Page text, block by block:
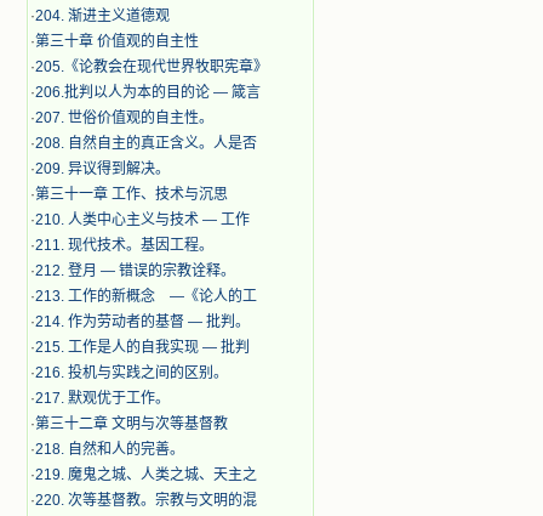
·204. 渐进主义道德观
·第三十章 价值观的自主性
·205.《论教会在现代世界牧职宪章》
·206.批判以人为本的目的论 — 箴言
·207. 世俗价值观的自主性。
·208. 自然自主的真正含义。人是否
·209. 异议得到解决。
·第三十一章 工作、技术与沉思
·210. 人类中心主义与技术 — 工作
·211. 现代技术。基因工程。
·212. 登月 — 错误的宗教诠释。
·213. 工作的新概念 —《论人的工
·214. 作为劳动者的基督 — 批判。
·215. 工作是人的自我实现 — 批判
·216. 投机与实践之间的区别。
·217. 默观优于工作。
·第三十二章 文明与次等基督教
·218. 自然和人的完善。
·219. 魔鬼之城、人类之城、天主之
·220. 次等基督教。宗教与文明的混